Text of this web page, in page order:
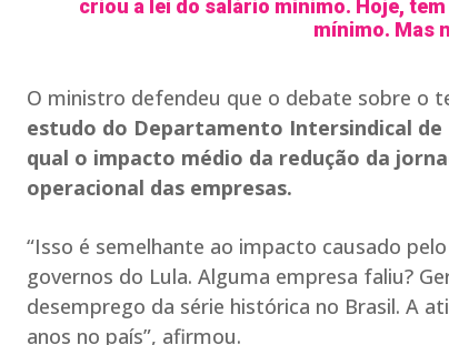
criou a lei do salário mínimo. Hoje,
mínimo. Mas
O ministro defendeu que o debate sobre o
estudo do Departamento Intersindical de
qual o impacto médio da redução da
operacional das empresas.
“Isso é semelhante ao impacto causado
governos do Lula. Alguma empresa faliu?
desemprego da série histórica no Brasil. A
anos no país”, afirmou.